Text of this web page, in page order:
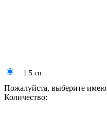
1.5 сп
Пожалуйста, выберите
Количество: